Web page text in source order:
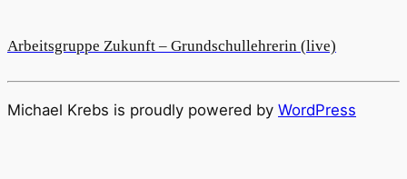
Arbeitsgruppe Zukunft – Grundschullehrerin (live)
Michael Krebs is proudly powered by WordPress